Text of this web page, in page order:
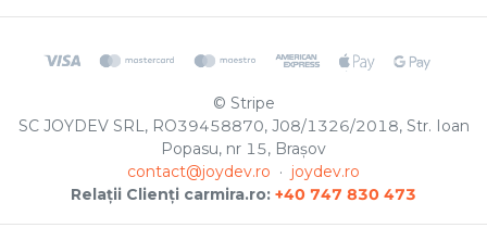
© Stripe
SC JOYDEV SRL, RO39458870, J08/1326/2018, Str. Ioan
Popasu, nr 15, Brașov
contact@joydev.ro · joydev.ro
Relații Clienți carmira.ro: +40 747 830 473